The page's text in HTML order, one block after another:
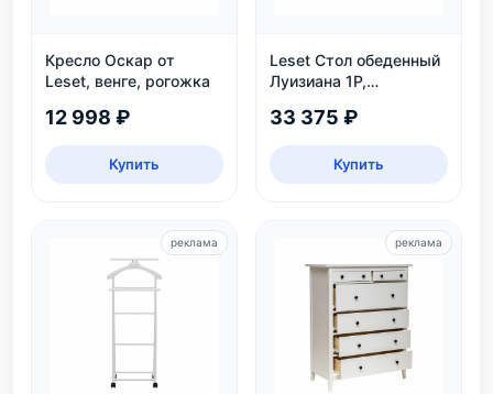
Кресло Оскар от
Leset, венге, рогожка
12 998 ₽
Купить
Leset Стол обеденный
Луизиана 1Р,
33 375 ₽
Купить
реклама реклама